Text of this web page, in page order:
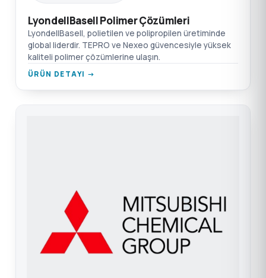
LyondellBasell Polimer Çözümleri
LyondellBasell, polietilen ve polipropilen üretiminde
global liderdir. TEPRO ve Nexeo güvencesiyle yüksek
kaliteli polimer çözümlerine ulaşın.
ÜRÜN DETAYI →